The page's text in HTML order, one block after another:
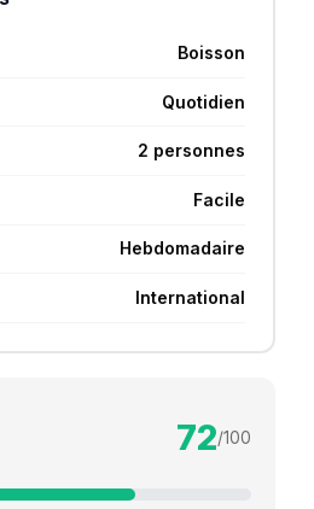
Boisson
Quotidien
2 personnes
Facile
Hebdomadaire
International
72/100